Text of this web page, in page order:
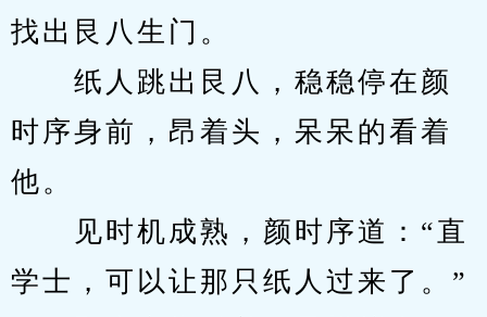
找出艮八生门。
纸人跳出艮八，稳稳停在颜
时序身前，昂着头，呆呆的看着
他。
见时机成熟，颜时序道：“直
学士，可以让那只纸人过来了。”